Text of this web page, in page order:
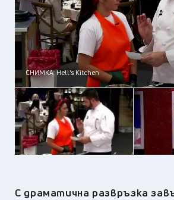
СНИМКА: Hell's Kitchen
С драматична развръзка